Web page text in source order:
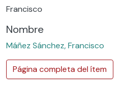
Francisco
Nombre
Máñez Sánchez, Francisco
Página completa del ítem